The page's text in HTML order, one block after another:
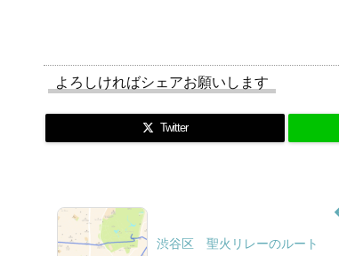
よろしければシェアお願いします
Twitter
渋谷区 聖火リレーのルート